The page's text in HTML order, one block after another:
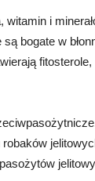
i
bogate w